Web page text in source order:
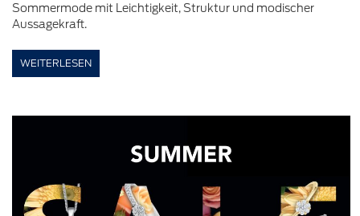
Sommermode mit Leichtigkeit, Struktur und modischer
Aussagekraft.
WEITERLESEN